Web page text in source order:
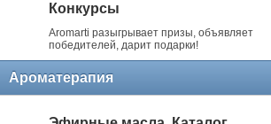
Конкурсы
Aromarti разыгрывает призы, объявляет
победителей, дарит подарки!
Ароматерапия